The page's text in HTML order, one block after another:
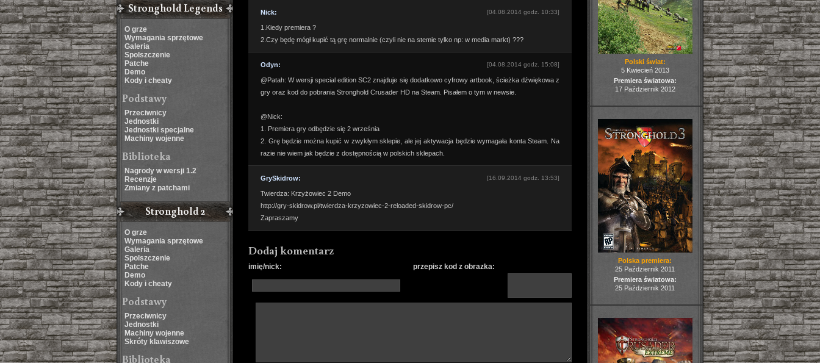
Stronghold Legends
O grze
Wymagania sprzętowe
Galeria
Spolszczenie
Patche
Demo
Kody i cheaty
Podstawy
Przeciwnicy
Jednostki
Jednostki specjalne
Machiny wojenne
Biblioteka
Nagrody w wersji 1.2
Recenzje
Zmiany z patchami
Stronghold 2
O grze
Wymagania sprzętowe
Galeria
Spolszczenie
Patche
Demo
Kody i cheaty
Podstawy
Przeciwnicy
Jednostki
Machiny wojenne
Skróty klawiszowe
Biblioteka
Nick: [04.08.2014 godz. 10:33]
1.Kiedy premiera ?
2.Czy będę mógł kupić tą grę normalnie (czyli nie na stemie tylko np: w media markt) ???
Odyn: [04.08.2014 godz. 15:08]
@Patah: W wersji special edition SC2 znajduje się dodatkowo cyfrowy artbook, ścieżka dźwiękowa z
gry oraz kod do pobrania Stronghold Crusader HD na Steam. Pisałem o tym w newsie.
@Nick:
1. Premiera gry odbędzie się 2 września
2. Grę będzie można kupić w zwykłym sklepie, ale jej aktywacja będzie wymagała konta Steam. Na
razie nie wiem jak będzie z dostępnością w polskich sklepach.
GrySkidrow: [16.09.2014 godz. 13:53]
Twierdza: Krzyżowiec 2 Demo
http://gry-skidrow.pl/twierdza-krzyzowiec-2-reloaded-skidrow-pc/
Zapraszamy
Dodaj komentarz
imię/nick: przepisz kod z obrazka:
Polski świat:
5 Kwiecień 2013
Premiera światowa:
17 Październik 2012
Polska premiera:
25 Październik 2011
Premiera światowa:
25 Październik 2011